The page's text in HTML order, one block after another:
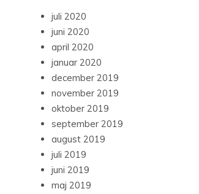
juli 2020
juni 2020
april 2020
januar 2020
december 2019
november 2019
oktober 2019
september 2019
august 2019
juli 2019
juni 2019
maj 2019